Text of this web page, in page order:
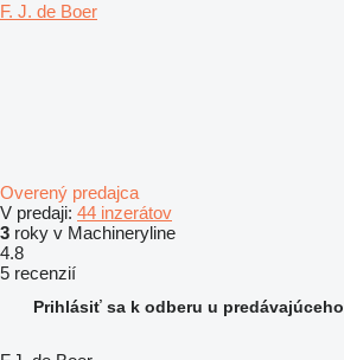
F. J. de Boer
Overený predajca
V predaji: 44 inzerátov
3 roky v Machineryline
4.8
5 recenzií
Prihlásiť sa k odberu u predávajúceho